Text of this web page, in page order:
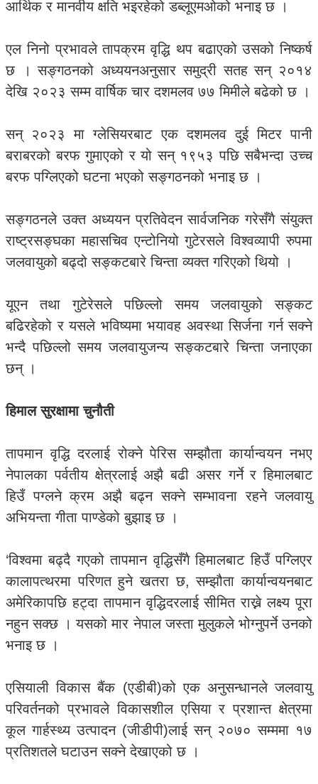
आर्थिक र मानवीय क्षति भइरहेको डब्लूएमओको भनाइ छ ।
एल निनो प्रभावले तापक्रम वृद्धि थप बढाएको उसको निष्कर्ष
छ । सङ्गठनको अध्ययनअनुसार समुद्री सतह सन् २०१४
देखि २०२३ सम्म वार्षिक चार दशमलव ७७ मिमीले बढेको छ ।
सन् २०२३ मा ग्लेसियरबाट एक दशमलव दुई मिटर पानी
बराबरको बरफ गुमाएको र यो सन् १९५३ पछि सबैभन्दा उच्च
बरफ पग्लिएको घटना भएको सङ्गठनको भनाइ छ ।
सङ्गठनले उक्त अध्ययन प्रतिवेदन सार्वजनिक गरेसँगै संयुक्त
राष्ट्रसङ्घका महासचिव एन्टोनियो गुटेरसले विश्वव्यापी रुपमा
जलवायुको बढ्दो सङ्कटबारे चिन्ता व्यक्त गरिएको थियो ।
यूएन तथा गुटेरेसले पछिल्लो समय जलवायुको सङ्कट
बढिरहेको र यसले भविष्यमा भयावह अवस्था सिर्जना गर्न सक्ने
भन्दै पछिल्लो समय जलवायुजन्य सङ्कटबारे चिन्ता जनाएका
छन् ।
हिमाल सुरक्षामा चुनौती
तापमान वृद्धि दरलाई रोक्ने पेरिस सम्झौता कार्यान्वयन नभए
नेपालका पर्वतीय क्षेत्रलाई अझै बढी असर गर्ने र हिमालबाट
हिउँ पग्लने क्रम अझै बढ्न सक्ने सम्भावना रहने जलवायु
अभियन्ता गीता पाण्डेको बुझाइ छ ।
‘विश्वमा बढ्दै गएको तापमान वृद्धिसँगै हिमालबाट हिउँ पग्लिएर
कालापत्थरमा परिणत हुने खतरा छ, सम्झौता कार्यान्वयनबाट
अमेरिकापछि हट्दा तापमान वृद्धिदरलाई सीमित राख्ने लक्ष्य पूरा
नहुन सक्छ । यसको मार नेपाल जस्ता मुलुकले भोग्नुपर्ने उनको
भनाइ छ ।
एसियाली विकास बैंक (एडीबी)को एक अनुसन्धानले जलवायु
परिवर्तनको प्रभावले विकासशील एसिया र प्रशान्त क्षेत्रमा
कूल गार्हस्थ्य उत्पादन (जीडीपी)लाई सन् २०७० सम्ममा १७
प्रतिशतले घटाउन सक्ने देखाएको छ ।